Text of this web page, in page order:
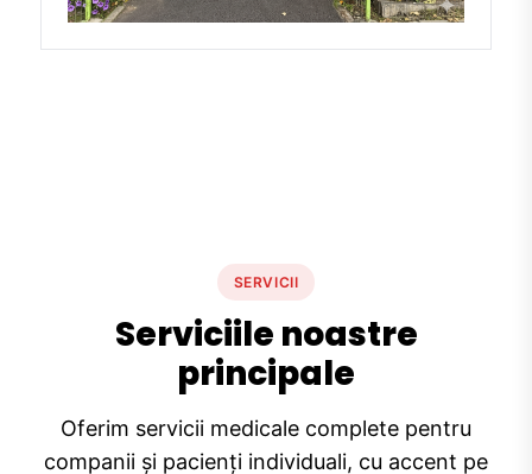
SERVICII
Serviciile noastre
principale
Oferim servicii medicale complete pentru
companii și pacienți individuali, cu accent pe